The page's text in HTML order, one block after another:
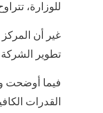
للوزارة،
غير أن
تطوير
فيما أوضحت